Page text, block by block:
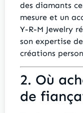
des diamants
mesure et un
Y-R-M Jewelry
son expertise
créations
2. Où
de